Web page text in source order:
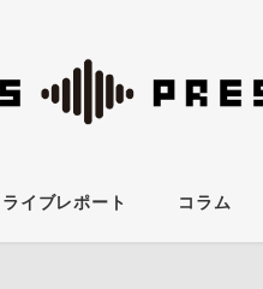
ライブレポート コラム